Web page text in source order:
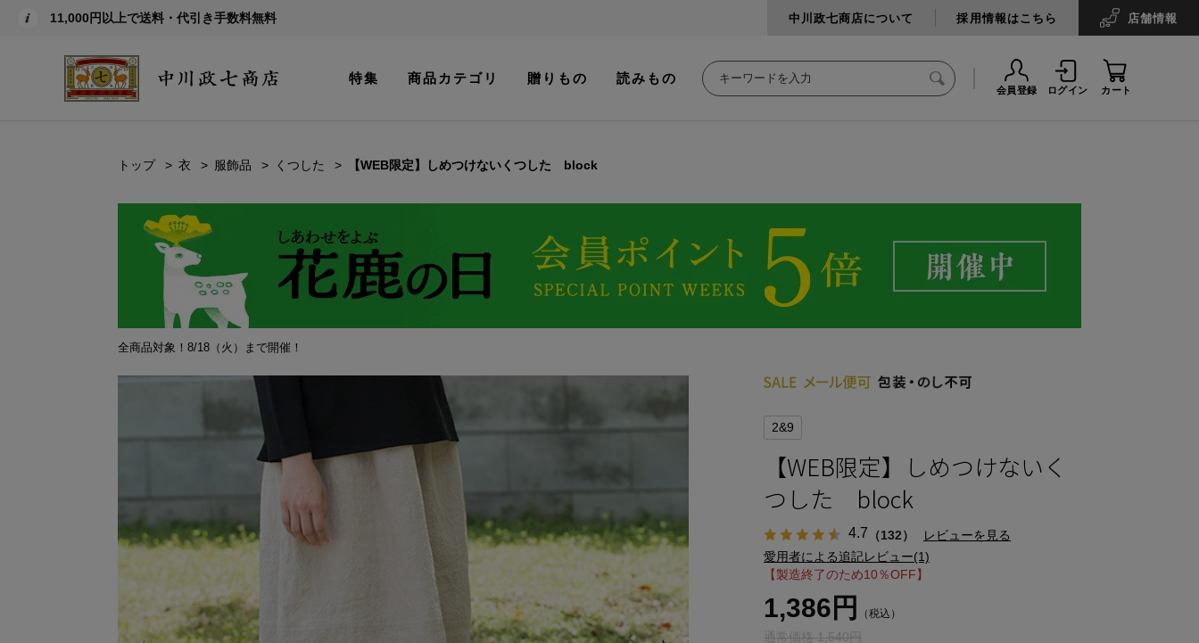
11,000円以上で送料・代引き手数料無料 中川政七商店について 採用情報はこちら 店舗情報
特集 商品カテゴリ 贈りもの 読みもの
会員登録 ログイン カート
トップ 衣 服飾品 くつした 【WEB限定】しめつけないくつした block
全商品対象！8/18（火）まで開催！
2&9
【WEB限定】しめつけないく
つした block
4.7 （132）
レビューを見る
愛用者による追記レビュー(1)
【製造終了のため10％OFF】
1,386円 （税込）
通常価格 1,540円